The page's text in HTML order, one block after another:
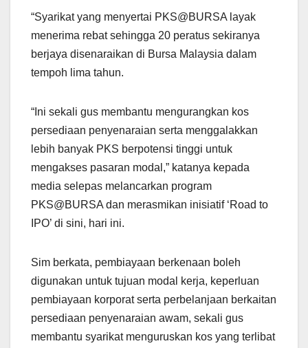
“Syarikat yang menyertai PKS@BURSA layak
menerima rebat sehingga 20 peratus sekiranya
berjaya disenaraikan di Bursa Malaysia dalam
tempoh lima tahun.
“Ini sekali gus membantu mengurangkan kos
persediaan penyenaraian serta menggalakkan
lebih banyak PKS berpotensi tinggi untuk
mengakses pasaran modal,” katanya kepada
media selepas melancarkan program
PKS@BURSA dan merasmikan inisiatif ‘Road to
IPO’ di sini, hari ini.
Sim berkata, pembiayaan berkenaan boleh
digunakan untuk tujuan modal kerja, keperluan
pembiayaan korporat serta perbelanjaan berkaitan
persediaan penyenaraian awam, sekali gus
membantu syarikat menguruskan kos yang terlibat